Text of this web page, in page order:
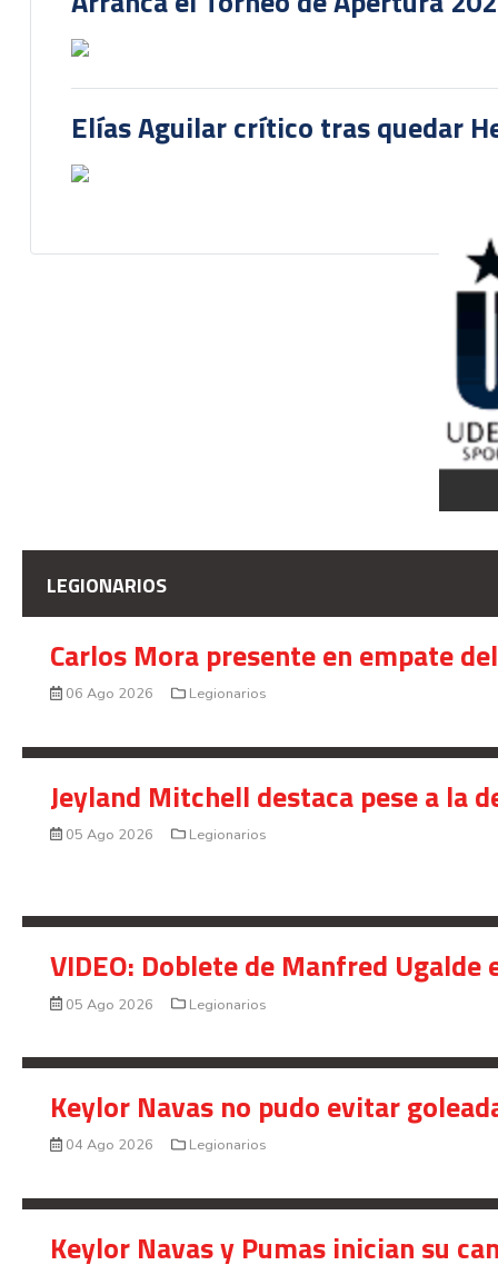
Elías Aguilar crítico tras quedar
LEGIONARIOS
Carlos Mora presente en empate
06 Ago 2026 Legionarios
Jeyland Mitchell destaca pese a la
05 Ago 2026 Legionarios
VIDEO: Doblete de Manfred
05 Ago 2026 Legionarios
Keylor Navas no pudo evitar
04 Ago 2026 Legionarios
Keylor Navas y Pumas inician su